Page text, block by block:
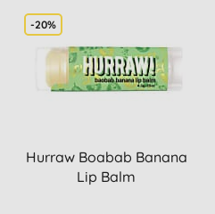
-20%
Hurraw Boabab Banana
Lip Balm